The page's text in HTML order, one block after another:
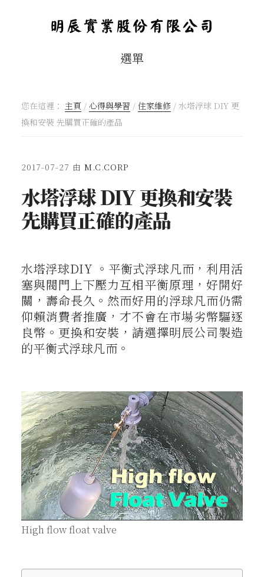
選單
您在這裡： 主頁 / 心得與學習 / 住家維修 /水塔浮球 DIY 更
換和安裝 先購買正確的產品
2017-07-27 由 M.C.CORP
水塔浮球 DIY 更換和安裝
先購買正確的產品
水塔浮球DIY 。平衡式浮球凡而，利用活
塞與閥門上下壓力互相平衡原理，好開好
關，壽命長久。然而好用的浮球凡而仍需
仰賴消費者推廣，才不會在市場劣幣驅逐
良幣。更換和安裝，請選擇明辰公司製造
的平衡式浮球凡而。
High flow float valve